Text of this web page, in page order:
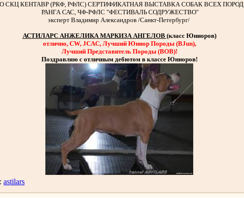
СКЦ КЕНТАВР (РКФ, РФЛС) СЕРТИФИКАТНАЯ ВЫСТАВКА СОБАК ВСЕХ ПОРОД
РАНГА САС, ЧФ-РФЛС "ФЕСТИВАЛЬ СОДРУЖЕСТВО"
эксперт Владимир Александров /Санкт-Петербург/
АСТИЛАРС АНЖЕЛИКА МАРКИЗА АНГЕЛОВ (класс Юниоров)
отлично, CW, JCAC, Лучший Юниор Породы (BJun),
Лучший Представитель Породы (ВОВ)!
Поздравляю с отличным дебютом в классе Юниоров!
astilars